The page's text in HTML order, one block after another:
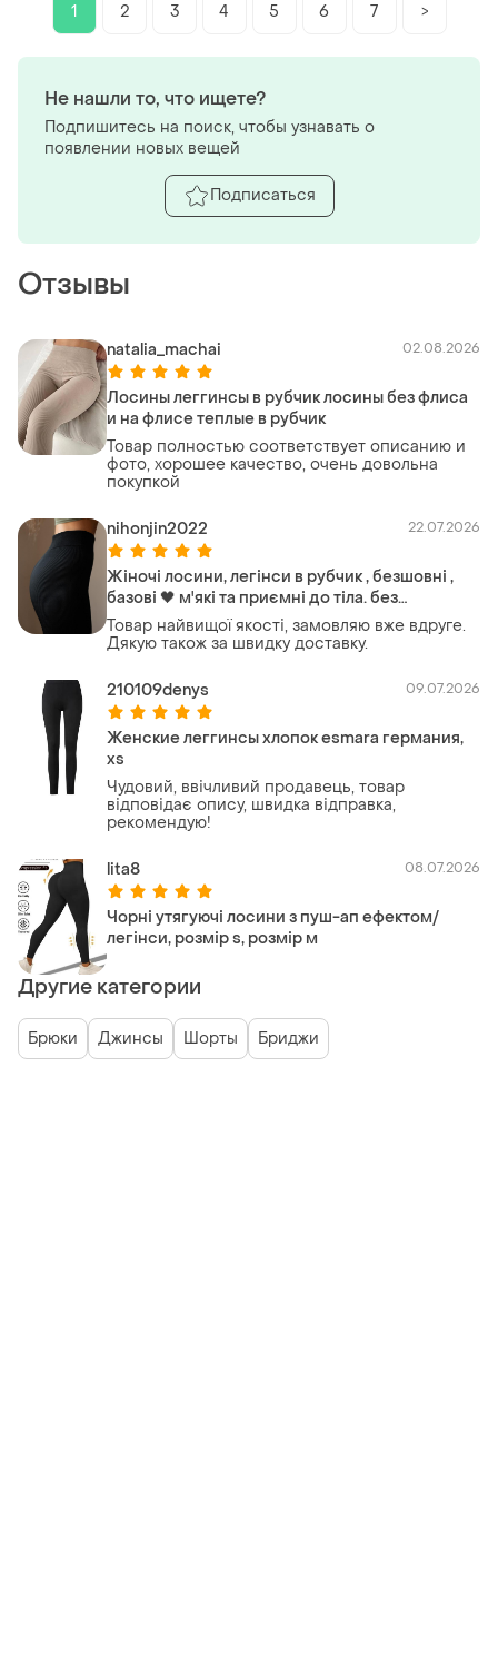
1 2 3 4 5 6 7 >
Отзывы
natalia_machai 02.08.2026
Лосины леггинсы в рубчик лосины без флиса
и на флисе теплые в рубчик
Товар полностью соответствует описанию и
фото, хорошее качество, очень довольна
покупкой
nihonjin2022 22.07.2026
Жіночі лосини, легінси в рубчик , безшовні ,
базові 🖤 м'які та приємні до тіла. без
утеплення ‼️
Товар найвищої якості, замовляю вже вдруге.
Дякую також за швидку доставку.
210109denys 09.07.2026
Женские леггинсы хлопок esmara германия,
xs
Чудовий, ввічливий продавець, товар
відповідає опису, швидка відправка,
рекомендую!
lita8 08.07.2026
Чорні утягуючі лосини з пуш-ап ефектом/
легінси, розмір s, розмір м
Другие категории
Брюки Джинсы Шорты Бриджи
Не нашли то, что ищете?
Подпишитесь на поиск, чтобы узнавать о
появлении новых вещей
Подписаться